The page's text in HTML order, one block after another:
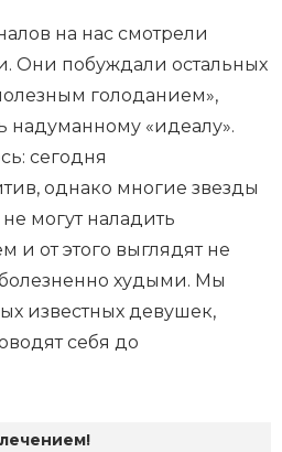
на нас смотрели
Они побуждали остальных
голоданием»,
надуманному «идеалу».
сегодня
однако многие звезды
могут наладить
и от этого выглядят не
худыми. Мы
известных девушек,
себя до